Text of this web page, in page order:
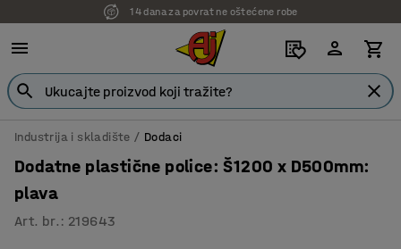
14 dana za povrat ne oštećene robe
7 godina garancije
Industrija i skladište Dodaci
Dodatne plastične police: Š1200 x D500mm:
plava
Art. br. : 219643